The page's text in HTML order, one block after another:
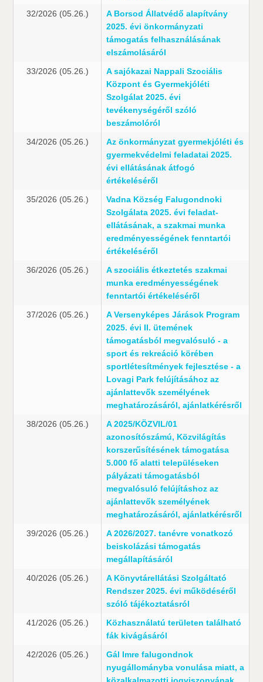
32/2026 (05.26.)
A Borsod Állatvédő alapítvány
2025. évi önkormányzati
támogatás felhasználásának
elszámolásáról
33/2026 (05.26.)
A sajókazai Nappali Szociális
Központ és Gyermekjóléti
Szolgálat 2025. évi
tevékenységéről szóló
beszámolóról
34/2026 (05.26.)
Az önkormányzat gyermekjóléti és
gyermekvédelmi feladatai 2025.
évi ellátásának átfogó
értékeléséről
35/2026 (05.26.)
Vadna Község Falugondnoki
Szolgálata 2025. évi feladat-
ellátásának, a szakmai munka
eredményességének fenntartói
értékeléséről
36/2026 (05.26.)
A szociális étkeztetés szakmai
munka eredményességének
fenntartói értékeléséről
37/2026 (05.26.)
A Versenyképes Járások Program
2025. évi II. ütemének
támogatásból megvalósuló - a
sport és rekreáció körében
sportlétesítmények fejlesztése - a
Lovagi Park felújításához az
ajánlattevők személyének
meghatározásáról, ajánlatkérésről
38/2026 (05.26.)
A 2025/KÖZVIL/01
azonosítószámú, Közvilágítás
korszerűsítésének támogatása
5.000 fő alatti településeken
pályázati támogatásból
megvalósuló felújításhoz az
ajánlattevők személyének
meghatározásáról, ajánlatkérésről
39/2026 (05.26.)
A 2026/2027. tanévre vonatkozó
beiskolázási támogatás
megállapításáról
40/2026 (05.26.)
A Könyvtárellátási Szolgáltató
Rendszer 2025. évi működéséről
szóló tájékoztatásról
41/2026 (05.26.)
Közhasználatú területen található
fák kivágásáról
42/2026 (05.26.)
Gál Imre falugondnok
nyugállományba vonulása miatt, a